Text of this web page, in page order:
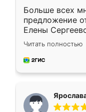
Больше всех
предложение
Елены
короткие
для замера
предложил по
Читать полностью